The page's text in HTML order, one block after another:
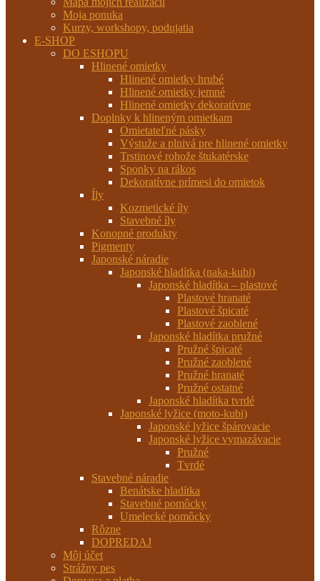
Moja ponuka
Kurzy, workshopy, podujatia
E-SHOP
DO ESHOPU
Hlinené omietky
Hlinené omietky hrubé
Hlinené omietky jemné
Hlinené omietky dekoratívne
Doplnky k hlineným omietkam
Omietateľné pásky
Výstuže a plnivá pre hlinené omietky
Trstinové rohože štukatérske
Sponky na rákos
Dekoratívne prímesi do omietok
Íly
Kozmetické íly
Stavebné íly
Konopné produkty
Pigmenty
Japonské náradie
Japonské hladítka (naka-kubi)
Japonské hladítka – plastové
Plastové hranaté
Plastové špicaté
Plastové zaoblené
Japonské hladítka pružné
Pružné špicaté
Pružné zaoblené
Pružné hranaté
Pružné ostatné
Japonské hladítka tvrdé
Japonské lyžice (moto-kubi)
Japonské lyžice špárovacie
Japonské lyžice vymazávacie
Pružné
Tvrdé
Stavebné náradie
Benátske hladítka
Stavebné pomôcky
Umelecké pomôcky
Rôzne
DOPREDAJ
Môj účet
Strážny pes